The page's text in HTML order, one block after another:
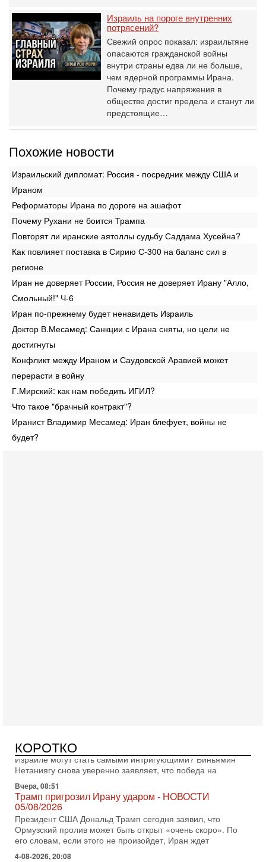
Израиль на пороге внутренних
потрясений?
Свежий опрос показал: израильтяне
опасаются гражданской войны
внутри страны едва ли не больше,
чем ядерной программы Ирана.
Почему градус напряжения в
обществе достиг предела и станут ли
предстоящие…
Похожие новости
Израильский дипломат: Россия - посредник между США и
Ираном
Реформаторы Ирана по дороге на эшафот
Почему Рухани не боится Трампа
Повторят ли иранские аятоллы судьбу Саддама Хусейна?
Как повлияет поставка в Сирию С-300 на баланс сил в
регионе
Иран не доверяет России, Россия не доверяет Ирану "Алло,
Смольный!" Ч-6
Иран по-прежнему будет ненавидеть Израиль
Доктор В.Месамед: Санкции с Ирана сняты, но цели не
достигнуты
Конфликт между Ираном и Саудовской Аравией может
перерасти в войну
Г.Мирский: как нам победить ИГИЛ?
Что такое "брачный контракт"?
Иранист Владимир Месамед: Иран блефует, войны не
будет?
КОРОТКО
«Нетаниягу вечен?» — почему предстоящие выборы в
Израиле могут стать самыми интригующими? Биньямин
Нетаниягу снова уверенно заявляет, что победа на
Вчера, 08:51
Трамп пригрозил Ирану ударом - НОВОСТИ
05/08/2026
Президент США Дональд Трамп сегодня заявил, что
Ормузский пролив может быть открыт «очень скоро». По
его словам, если этого не произойдет, Иран ждет
4-08-2026, 20:08